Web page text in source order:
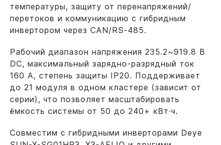
температуры, защиту от перенапряжений/
перетоков и коммуникацию с гибридным
инвертором через CAN/RS-485.
Рабочий диапазон напряжения 235.2~919.8 В
DC, максимальный зарядно-разрядный ток
160 А, степень защиты IP20. Поддерживает
до 21 модуля в одном кластере (зависит от
серии), что позволяет масштабировать
ёмкость системы от 50 до 240+ кВт·ч.
Совместим с гибридными инверторами Deye